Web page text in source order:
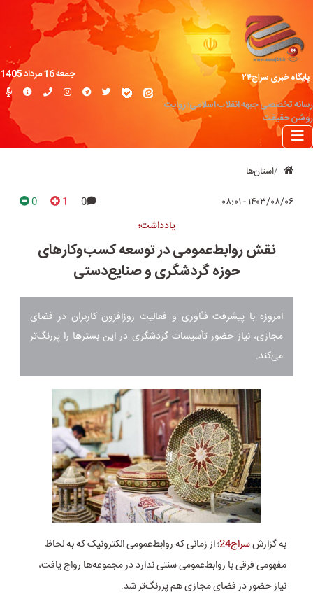
پایگاه خبری سراج۲۴
رسانه تخصصی جبهه انقلاب اسلامی؛ روایت
روشن حقیقت
جمعه 16 مرداد 1405
استان‌ها
۱۴۰۳/۰۸/۰۶ - ۰۸:۰۱ 0
1
0
یادداشت؛
نقش روابط‌عمومی در توسعه کسب‌وکار‌های
حوزه گردشگری و صنایع‌دستی
امروزه با پیشرفت فنّاوری و فعالیت روزافزون کاربران در فضای
مجازی، نیاز حضور تأسیسات گردشگری در این بسترها را پررنگ‌تر
می‌کند.
به گزارشسراج24
؛ از زمانی که روابط‌عمومی الکترونیک که به لحاظ
مفهومی فرقی با روابط‌عمومی سنتی ندارد در مجموعه‌ها رواج یافت،
نیاز حضور در فضای مجازی هم پررنگ‌تر شد.